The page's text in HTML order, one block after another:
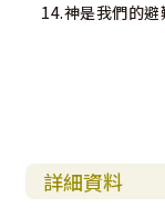
14.神是我們的避
詳細資料